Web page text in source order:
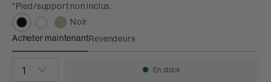
*Pied/support non inclus.
Noir
Acheter maintenant
607 S3
Revendeurs
Disponibilité:
En stock